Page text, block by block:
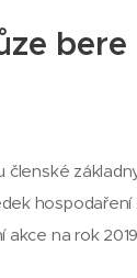
bere
členské
hospodaření
akce na rok